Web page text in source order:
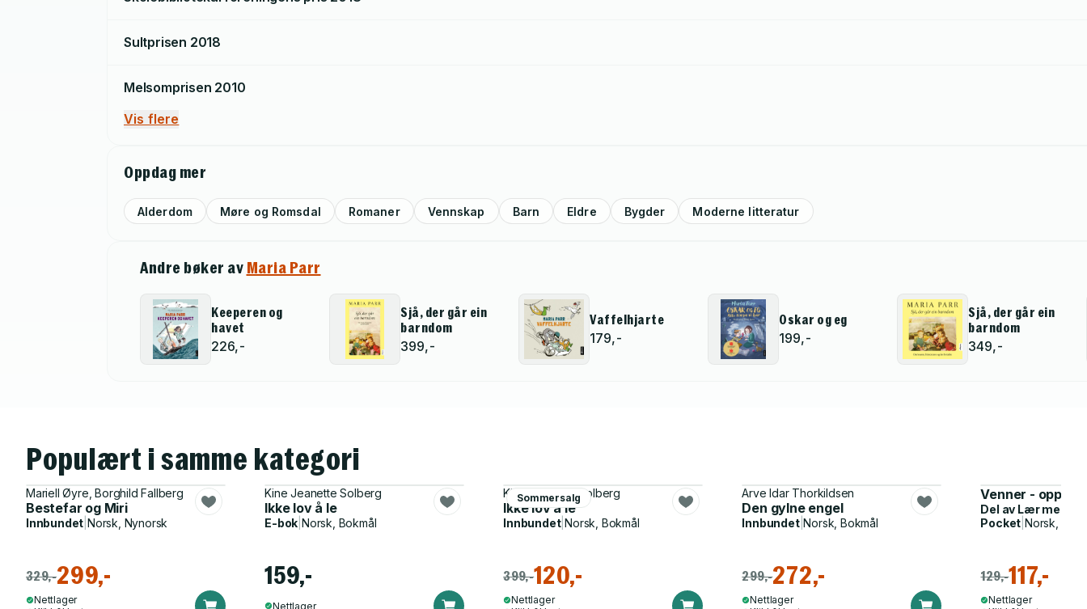
Sultprisen 2018
Melsomprisen 2010
Vis flere
Oppdag mer
Alderdom Møre og Romsdal Romaner Vennskap Barn Eldre Bygder Moderne litteratur
Andre bøker av Maria Parr
Keeperen og
havet
226,-
Sjå, der går ein
barndom
399,-
Vaffelhjarte
179,-
Oskar og eg
199,-
Sjå, der går ein
barndom
349,-
Populært i samme kategori
Mariell Øyre, Borghild Fallberg
Bestefar og Miri
Innbundet |Norsk, Nynorsk
329,-299,-
Nettlager
Kine Jeanette Solberg
Ikke lov å le
E-bok Norsk, Bokmål
159,-
Nettlager
Sommersalg
Kine Jeanette Solberg
Ikke lov å le
Innbundet|Norsk, Bokmål
399,-120,-
Nettlager
Arve Idar Thorkildsen
Den gylne engel
Innbundet|Norsk, Bokmål
299,-272,-
Nettlager
Venner -
Del av Lær med
Pocket |Norsk,
129,-117,-
Nettlager